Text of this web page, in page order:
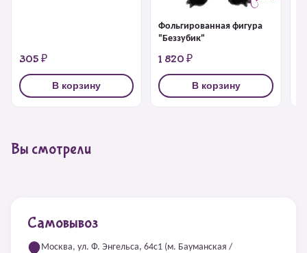
305 ₽
В корзину
Фольгированная фигура
"Беззубик"
1 820 ₽
В корзину
Вы смотрели
Самовывоз
Москва, ул. Ф. Энгельса, 64с1 (м. Бауманская /